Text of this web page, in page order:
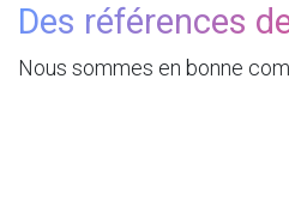
Des références
Nous sommes en bonne